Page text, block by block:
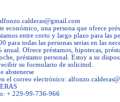
económico, una persona que ofrece
entre corto y largo plazo para las
para todas las personas serias en las
anual. Ofrece préstamos, hipotecas,
préstamo personal. Estoy a su
su formulario de solicitud.
abstenerse
el correo electrónico:
+ 229-99-736-966